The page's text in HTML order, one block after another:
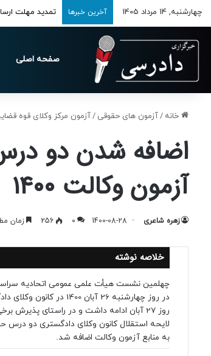
چهارشنبه, 14 مرداد 1405 آخرین خبرها تمدید مهلت ارسال
صفحه اصلی
خانه /آزمون های حقوقی /آزمون مرکز وکلای قوه
اضافه شدن دو
آزمون وکالت ۱۴۰۰
زهره شاعری 1400-08-28
0
256 زمان
خلاصه نوشته
چهلمین نشست هیأت علمی عمومی اتحادیه
در روز چهارشنبه 26 آبان 1400
روز 27 آبان ادامه داشت و در راستای پذیرش
لایحه استقلال کانون وکلای دادگستری دو
به منابع آزمون وکالت اضافه شد.